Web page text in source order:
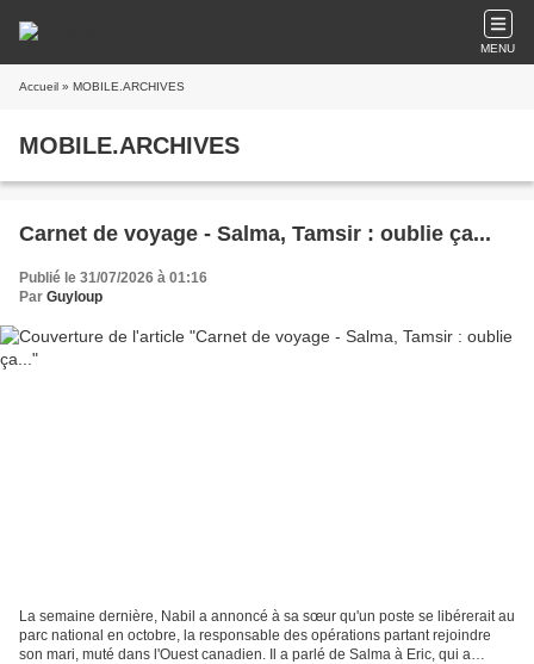
MENU
Accueil » MOBILE.ARCHIVES
MOBILE.ARCHIVES
Carnet de voyage - Salma, Tamsir : oublie ça...
Publié le 31/07/2026 à 01:16
Par Guyloup
La semaine dernière, Nabil a annoncé à sa sœur qu'un poste se libérerait au
parc national en octobre, la responsable des opérations partant rejoindre
son mari, muté dans l'Ouest canadien. Il a parlé de Salma à Eric, qui a